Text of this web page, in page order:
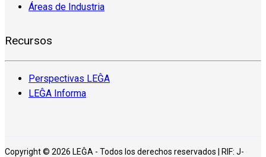
Áreas de Industria
Recursos
Perspectivas LEĜA
LEĜA Informa
Copyright © 2026 LEĜA - Todos los derechos reservados | RIF: J-